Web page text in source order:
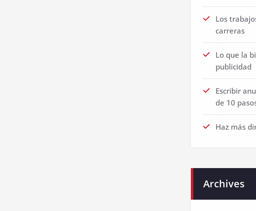
Los
carreras
Lo que la
publicidad
Escribir
de 10
Haz más
Archives